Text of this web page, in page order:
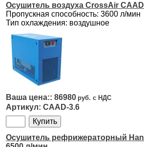
Осушитель воздуха CrossAir
Пропускная способность: 3600 л/мин
Тип охлаждения: воздушное
86980
CAAD-3.6
Осушитель рефрижераторный